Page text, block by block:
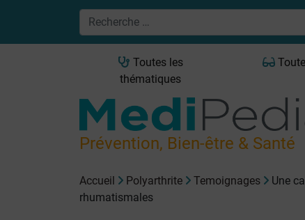
Toutes les
thématiques
Prévention, Bien-être & Santé
Accueil Polyarthrite Temoignages
Une
rhumatismales